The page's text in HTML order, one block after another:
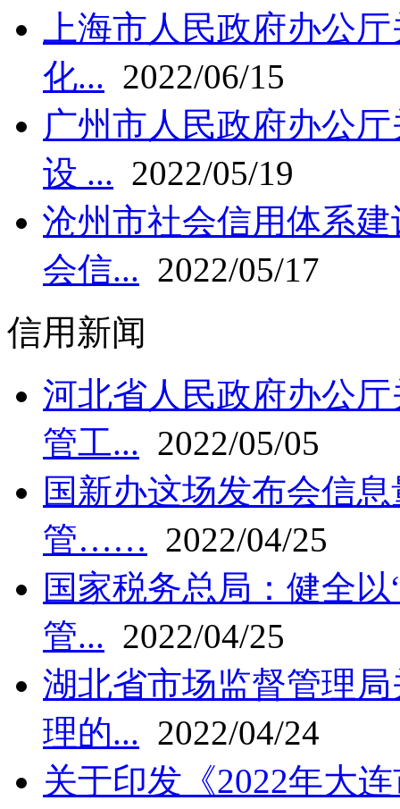
上海市人民政府办公
化... 2022/06/15
广州市人民政府办公
设 ... 2022/05/19
沧州市社会信用体系
会信... 2022/05/17
信用新闻
河北省人民政府办公
管工... 2022/05/05
国新办这场发布会信
管…… 2022/04/25
国家税务总局：健全
管... 2022/04/25
湖北省市场监督管理
理的... 2022/04/24
关于印发《2022年大